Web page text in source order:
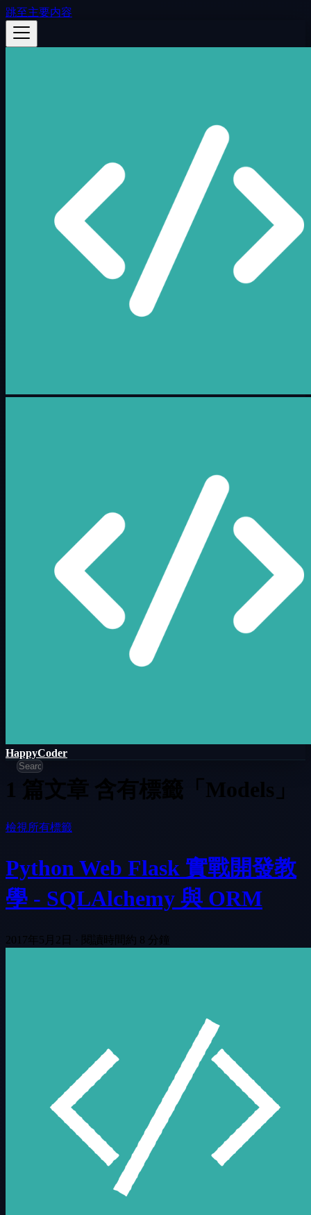
跳至主要内容
HappyCoder
1 篇文章 含有標籤「Models」
檢視所有標籤
Python Web Flask 實戰開發教
學 - SQLAlchemy 與 ORM
2017年5月2日 · 閱讀時間約 8 分鐘